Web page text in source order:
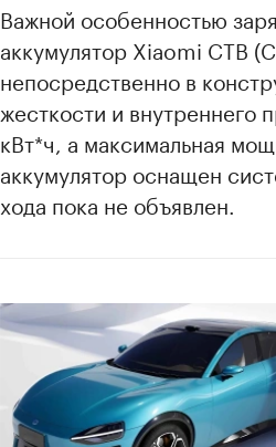
Важной особенностью
аккумулятор Xiaomi CTB
непосредственно в
жесткости и внутреннего
кВт*ч, а максимальная
аккумулятор оснащен
хода пока не объявлен.